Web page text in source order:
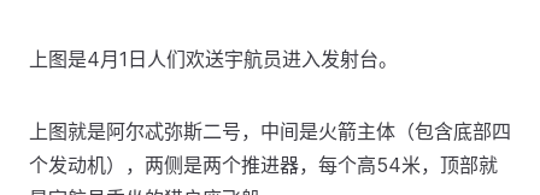
上图是4月1日人们欢送宇航员进入发射台。
上图就是阿尔忒弥斯二号，中间是火箭主体（包含底部四
个发动机），两侧是两个推进器，每个高54米，顶部就